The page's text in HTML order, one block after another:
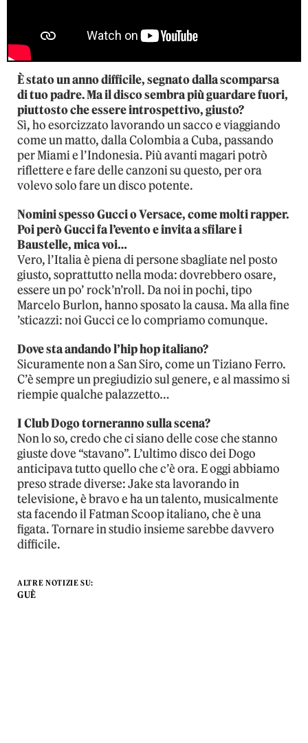
È stato un anno difficile, segnato dalla scomparsa
di tuo padre. Ma il disco sembra più guardare fuori,
piuttosto che essere introspettivo, giusto?
Sì, ho esorcizzato lavorando un sacco e viaggiando
come un matto, dalla Colombia a Cuba, passando
per Miami e l’Indonesia. Più avanti magari potrò
riflettere e fare delle canzoni su questo, per ora
volevo solo fare un disco potente.
Nomini spesso Gucci o Versace, come molti rapper.
Poi però Gucci fa l’evento e invita a sfilare i
Baustelle, mica voi…
Vero, l’Italia è piena di persone sbagliate nel posto
giusto, soprattutto nella moda: dovrebbero osare,
essere un po’ rock’n’roll. Da noi in pochi, tipo
Marcelo Burlon, hanno sposato la causa. Ma alla fine
’sticazzi: noi Gucci ce lo compriamo comunque.
Dove sta andando l’hip hop italiano?
Sicuramente non a San Siro, come un Tiziano Ferro.
C’è sempre un pregiudizio sul genere, e al massimo si
riempie qualche palazzetto…
I Club Dogo torneranno sulla scena?
Non lo so, credo che ci siano delle cose che stanno
giuste dove “stavano”. L’ultimo disco dei Dogo
anticipava tutto quello che c’è ora. E oggi abbiamo
preso strade diverse: Jake sta lavorando in
televisione, è bravo e ha un talento, musicalmente
sta facendo il Fatman Scoop italiano, che è una
figata. Tornare in studio insieme sarebbe davvero
difficile.
ALTRE NOTIZIE SU:
GUÈ